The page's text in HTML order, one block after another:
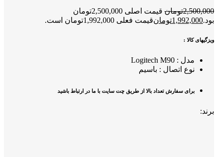
2,500,000تومان
قیمت اصلی 2,500,000تومان
بود.1,992,000تومانقیمت فعلی 1,992,000تومان است.
ویزگیهای کالا :
مدل : Logitech M90
نوع اتصال : باسیم
برای سفارش تعداد بالا از طریق چت سایت با ما در ارتباط باشید
برند: